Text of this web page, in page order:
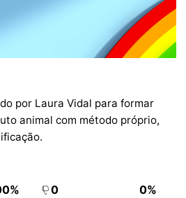
por Laura Vidal para formar
animal com método próprio,
0 0%